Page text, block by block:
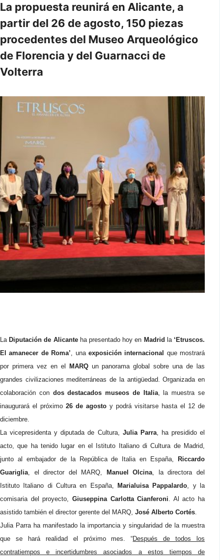
La propuesta reunirá en Alicante, a
partir del 26 de agosto, 150 piezas
procedentes del Museo Arqueológico
de Florencia y del Guarnacci de
Volterra
La Diputación de Alicanteha presentado hoy en Madrid la‘Etruscos.
El amanecer de Roma’, una exposición internacional que mostrará
por primera vez en el
MARQun panorama global sobre una de las
grandes civilizaciones mediterráneas de la antigüedad. Organizada en
colaboración con dos destacados museos de Italia, la muestra se
inaugurará el próximo 26 de agosto y podrá visitarse hasta el 12 de
diciembre.
La vicepresidenta y diputada de Cultura, Julia Parra, ha presidido el
acto, que ha tenido lugar en el Istituto Italiano di Cultura de Madrid,
junto al embajador de la República de Italia en España,
Riccardo
Guariglia, el director del MARQ, Manuel Olcina, la directora del
Istituto Italiano di Cultura en España,
Marialuisa Pappalardo, y la
comisaria del proyecto, Giuseppina Carlotta Cianferoni. Al acto ha
asistido también el director gerente del MARQ, José Alberto Cortés.
Julia Parra ha manifestado la importancia y singularidad de la muestra
que se hará realidad el próximo mes. “Después de todos los
contratiempos e incertidumbres asociados a estos tiempos de